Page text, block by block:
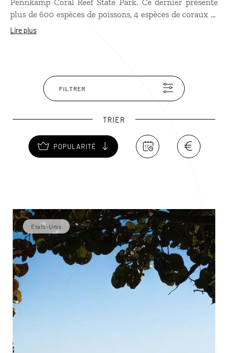
Pennkamp Coral Reef State Park. Ce dernier présente
plus de 600 espèces de poissons, 4 espèces de coraux et
des centaines de crocodiles et d’alligators, le sud de la
des bateaux à fonds de verre qui permettent d'observer
ces merveilles sans se mouiller. Pour jouir en toute
quiétude d’une mer chaude qui clapote sur une plage
Caloosa Beach qu’il faut se rendre. Les cinéphiles se
souviennent deKey Largo (1948), un film de John
Huston avec Humphrey Bogart et Lauren Bacall.
Lire plus
FILTRER
TRIER
POPULARITÉ
Etats-Unis